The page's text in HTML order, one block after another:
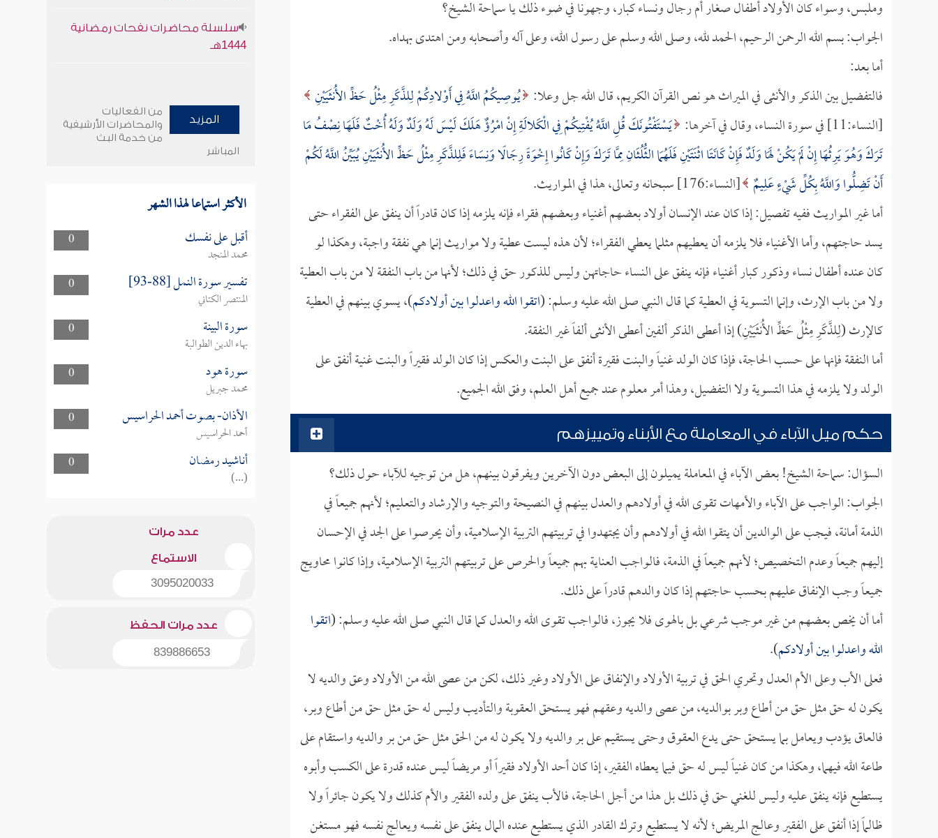
وملبس، وسواء كان الأولاد أطفال صغار أم رجال ونساء كبار، وجهونا في ضوء ذلك يا سماحة الشيخ؟
الجواب: بسم الله الرحمن الرحيم، الحمد لله، وصلى الله وسلم على رسول الله، وعلى آله وأصحابه ومن اهتدى بهداه.
أما بعد:
فالتفضيل بين الذكر والأنثى في الميراث هو نص القرآن الكريم، قال الله جل وعلا: يُوصِيكُمُ اللَّهُ فِي أَوْلادِكُمْ لِلذَّكَرِ مِثْلُ حَظِّ الأُنثَيَيْنِ
[النساء:11] في سورة النساء، وقال في آخرها:
يَسْتَفْتُونَكَ قُلِ اللَّهُ يُفْتِيكُمْ فِي الْكَلالَةِ إِنْ امْرُؤٌ هَلَكَ لَيْسَ لَهُ وَلَدٌ وَلَهُ أُخْتٌ فَلَهَا نِصْفُ مَا
تَرَكَ وَهُوَ يَرِثُهَا إِنْ لَمْ يَكُنْ لَهَا وَلَدٌ فَإِنْ كَانَتَا اثْنَتَيْنِ فَلَهُمَا الثُّلُثَانِ مِمَّا تَرَكَ وَإِنْ كَانُوا إِخْوَةً رِجَالًا وَنِسَاءً فَلِلذَّكَرِ مِثْلُ حَظِّ الأُنثَيَيْنِ يُبَيِّنُ اللَّهُ لَكُمْ
أَنْ تَضِلُّوا وَاللَّهُ بِكُلِّ شَيْءٍ عَلِيمٌ [النساء:176] سبحانه وتعالى، هذا في المواريث.
أما غير المواريث ففيه تفصيل: إذا كان عند الإنسان أولاد بعضهم أغنياء وبعضهم فقراء فإنه يلزمه إذا كان قادراً أن ينفق على الفقراء حتى
يسد حاجتهم، وأما الأغنياء فلا يلزمه أن يعطيهم مثلما يعطي الفقراء؛ لأن هذه ليست عطية ولا مواريث إنما هي نفقة واجبة، وهكذا لو
كان عنده أطفال نساء وذكور كبار أغنياء فإنه ينفق على النساء حاجاتهن وليس للذكور حق في ذلك؛ لأنها من باب النفقة لا من باب العطية
ولا من باب الإرث، وإنما التسوية في العطية كما قال النبي صلى الله عليه وسلم: (اتقوا الله واعدلوا بين أولادكم)، يسوي بينهم في العطية
كالإرث (لِلذَّكَرِ مِثْلُ حَظِّ الأُنثَيَيْنِ) إذا أعطى الذكر ألفين أعطى الأنثى ألفاً غير النفقة.
أما النفقة فإنها على حسب الحاجة، فإذا كان الولد غنياً والبنت فقيرة أنفق على البنت والعكس إذا كان الولد فقيراً والبنت غنية أنفق على
الولد ولا يلزمه في هذا التسوية ولا التفضيل، وهذا أمر معلوم عند جميع أهل العلم، وفق الله الجميع.
حكم ميل الآباء في المعاملة مع الأبناء وتمييزهم
السؤال: سماحة الشيخ! بعض الآباء في المعاملة يميلون إلى البعض دون الآخرين ويفرقون بينهم، هل من توجيه للآباء حول ذلك؟
الجواب: الواجب على الآباء والأمهات تقوى الله في أولادهم والعدل بينهم في النصيحة والتوجيه والإرشاد والتعليم؛ لأنهم جميعاً في
الذمة أمانة، فيجب على الوالدين أن يتقوا الله في أولادهم وأن يجتهدوا في تربيتهم التربية الإسلامية، وأن يحرصوا على الجد في الإحسان
إليهم جميعاً وعدم التخصيص؛ لأنهم جميعاً في الذمة، فالواجب العناية بهم جميعاً والحرص على تربيتهم التربية الإسلامية، وإذا كانوا محاويج
جميعاً وجب الإنفاق عليهم بحسب حاجتهم إذا كان والدهم قادراً على ذلك.
أما أن يخص بعضهم من غير موجب شرعي بل بالهوى فلا يجوز، فالواجب تقوى الله والعدل كما قال النبي صلى الله عليه وسلم: (اتقوا
الله واعدلوا بين أولادكم).
فعلى الأب وعلى الأم العدل وتحري الحق في تربية الأولاد والإنفاق على الأولاد وغير ذلك، لكن من عصى الله من الأولاد وعق والديه لا
يكون له حق مثل حق من أطاع وبر بوالديه، من عصى والديه وعقهم فهو يستحق العقوبة والتأديب وليس له حق مثل حق من أطاع وبر،
فالعاق يؤدب ويعامل بما يستحق حتى يدع العقوق وحتى يستقيم على بر والديه ولا يكون له من الحق مثل حق من بر والديه واستقام على
طاعة الله فيهما، وهكذا من كان غنياً ليس له حق فيما يعطاه الفقير، إذا كان أحد الأولاد فقيراً أو مريضاً ليس عنده قدرة على الكسب وأبوه
يستطيع فإنه ينفق عليه وليس للغني حق في ذلك بل هذا من أجل الحاجة، فالأب ينفق على ولده الفقير والأم كذلك ولا يكون جائراً ولا
ظالماً إذا أنفق على الفقير وعالج المريض؛ لأنه لا يستطيع وترك القادر الذي يستطيع عنده المال ينفق على نفسه ويعالج نفسه فهو مستغن
سلسلة محاضرات نفحات رمضانية
1444هـ
المزيد
من الفعاليات
والمحاضرات الأرشيفية
من خدمة البث
المباشر
الأكثر استماعا لهذا الشهر
0 أقبل على نفسك
محمد المنجد
0
تفسير سورة النمل [88-93]
المنتصر الكتاني
0
سورة البينة
بهاء الدين الطوالبة
0
سورة هود
محمد جبريل
0
الأذان- بصوت أحمد الحراسيس
أحمد الحراسيس
0
أناشيد رمضان
(...)
عدد مرات
الاستماع
3095020033
عدد مرات الحفظ
839886653